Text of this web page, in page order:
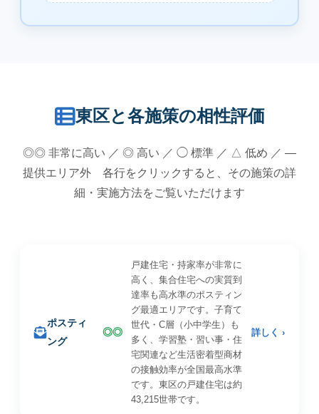
東区と各施策の相性評価
◎◎ 非常に高い ／ ◎ 高い ／ ◯ 標準 ／ △ 低め ／ —
提供エリア外 各行をクリックすると、その施策の詳
細・実施方法をご覧いただけます
ポスティ
ング
◎◎
戸建住宅・持家率が非常に
高く、集合住宅への実質到
達率も高水準のポスティン
グ最適エリアです。子育て
世代・C層（小中学生）も
多く、学習塾・習い事・住
宅関連など生活密着型商材
の接触効率が全国最高水準
です。東区の戸建住宅は約
43,215世帯です。
詳しく ›